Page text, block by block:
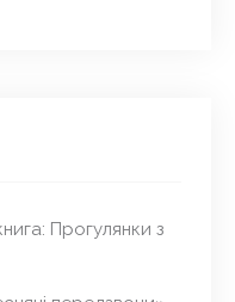
Прогулянки з